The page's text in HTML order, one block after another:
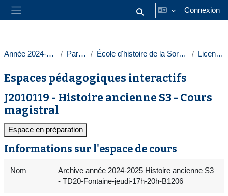
Passer au contenu principal
Panneau latéral Activer/désactiver la saisie
Connexion
Année 2024-2025 Paris 1 École d'histoire de la Sorbonne Licences
Espaces pédagogiques interactifs
J2010119 - Histoire ancienne S3 - Cours
magistral
Espace en préparation
Informations sur l'espace de cours
Nom
Archive année 2024-2025 Histoire ancienne S3
- TD20-Fontaine-jeudi-17h-20h-B1206